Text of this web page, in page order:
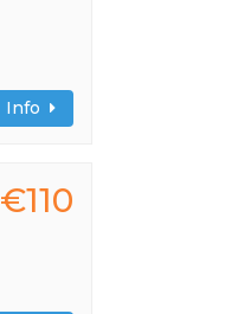
Info
€110